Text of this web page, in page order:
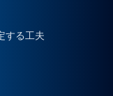
する工夫